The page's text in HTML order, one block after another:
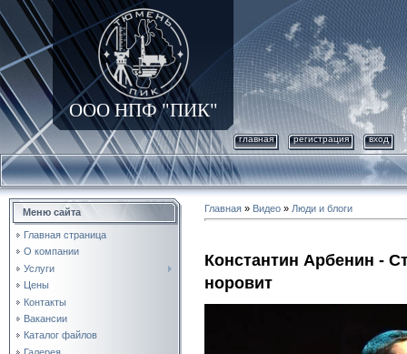
ООО НПФ "ПИК"
главная регистрация вход
Меню сайта
Главная страница
О компании
Услуги
Цены
Контакты
Вакансии
Каталог файлов
Главная » Видео » Люди и блоги
Константин Арбенин -
норовит